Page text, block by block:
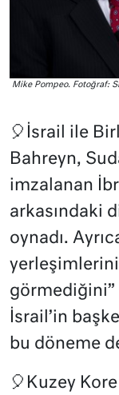
Mike Pompeo. Fotoğraf:
🎈İsrail ile
Bahreyn,
imzalanan
arkasındaki
oynadı.
yerleşimlerini
görmediğini”
İsrail’in
bu döneme
🎈Kuzey